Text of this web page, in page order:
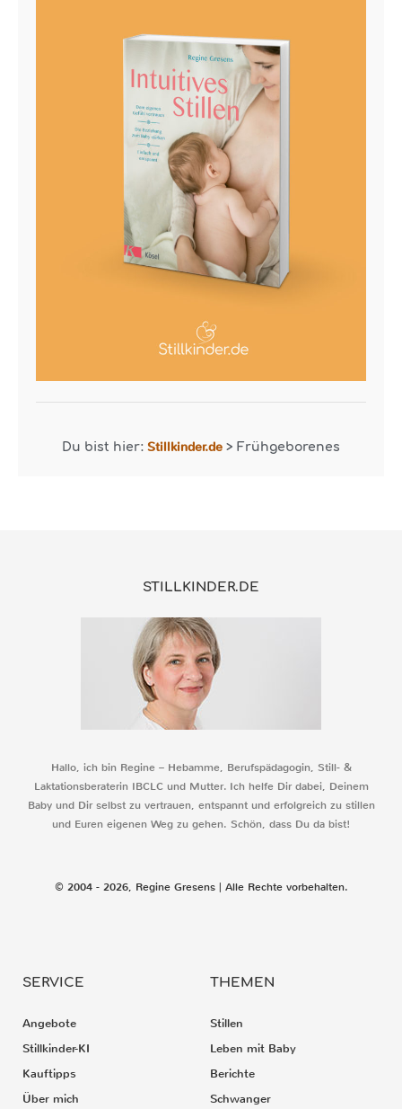
Du bist hier: Stillkinder.de > Frühgeborenes
STILLKINDER.DE
Hallo, ich bin Regine – Hebamme, Berufspädagogin, Still- &
Laktationsberaterin IBCLC und Mutter. Ich helfe Dir dabei, Deinem
Baby und Dir selbst zu vertrauen, entspannt und erfolgreich zu stillen
und Euren eigenen Weg zu gehen. Schön, dass Du da bist!
© 2004 - 2026, Regine Gresens | Alle Rechte vorbehalten.
SERVICE
Angebote
Stillkinder-KI
Kauftipps
Über mich
THEMEN
Stillen
Leben mit Baby
Berichte
Schwanger